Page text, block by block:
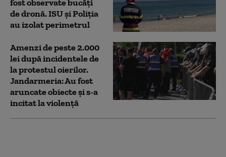
fost observate bucăți
de dronă. ISU și Poliția
au izolat perimetrul
Amenzi de peste 2.000
lei după incidentele de
la protestul oierilor.
Jandarmeria: Au fost
aruncate obiecte și s-a
incitat la violență